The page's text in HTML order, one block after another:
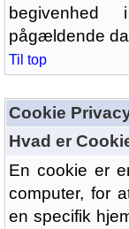
pågældende
Til top
Cookie
Hvad er
En cookie er
computer, for
en specifik